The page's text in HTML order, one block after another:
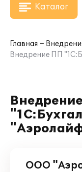
Каталог
Главная
Внедрение ПП
ООО